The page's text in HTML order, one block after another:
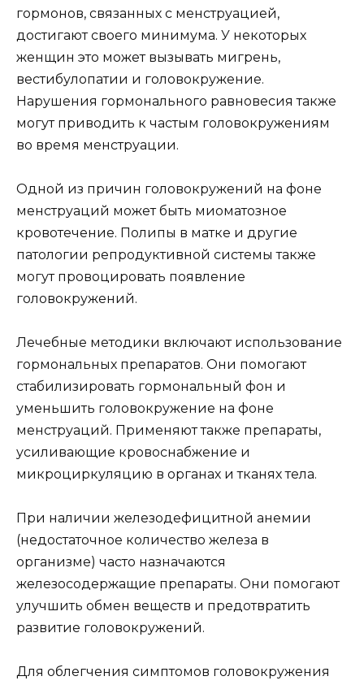
гормонов, связанных с менструацией,
достигают своего минимума. У некоторых
женщин это может вызывать мигрень,
вестибулопатии и головокружение.
Нарушения гормонального равновесия также
могут приводить к частым головокружениям
во время менструации.
Одной из причин головокружений на фоне
менструаций может быть миоматозное
кровотечение. Полипы в матке и другие
патологии репродуктивной системы также
могут провоцировать появление
головокружений.
Лечебные методики включают использование
гормональных препаратов. Они помогают
стабилизировать гормональный фон и
уменьшить головокружение на фоне
менструаций. Применяют также препараты,
усиливающие кровоснабжение и
микроциркуляцию в органах и тканях тела.
При наличии железодефицитной анемии
(недостаточное количество железа в
организме) часто назначаются
железосодержащие препараты. Они помогают
улучшить обмен веществ и предотвратить
развитие головокружений.
Для облегчения симптомов головокружения